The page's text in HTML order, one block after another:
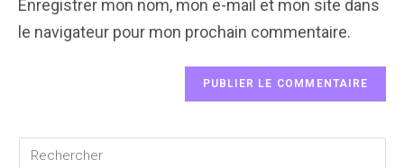
Enregistrer mon nom, mon e-mail et mon site dans
le navigateur pour mon prochain commentaire.